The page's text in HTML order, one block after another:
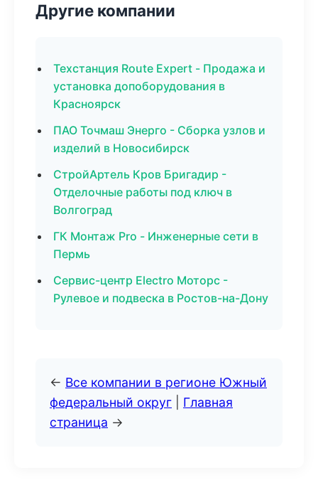
Другие компании
Техстанция Route Expert - Продажа и
установка допоборудования в
Красноярск
ПАО Точмаш Энерго - Сборка узлов и
изделий в Новосибирск
СтройАртель Кров Бригадир -
Отделочные работы под ключ в
Волгоград
ГК Монтаж Pro - Инженерные сети в
Пермь
Сервис-центр Electro Моторс -
Рулевое и подвеска в Ростов-на-Дону
← Все компании в регионе Южный
федеральный округ
Главная
страница →